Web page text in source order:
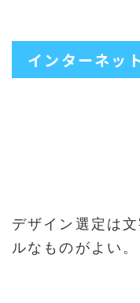
インターネッ
デザイン選定は
ルなものがよい。